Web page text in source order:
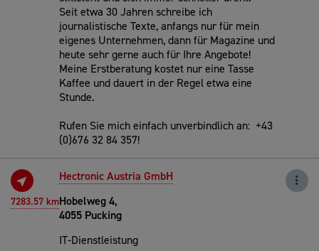
Seit etwa 30 Jahren schreibe ich
journalistische Texte, anfangs nur für mein
eigenes Unternehmen, dann für Magazine und
heute sehr gerne auch für Ihre Angebote!
Meine Erstberatung kostet nur eine Tasse
Kaffee und dauert in der Regel etwa eine
Stunde.
Rufen Sie mich einfach unverbindlich an: +43
(0)676 32 84 357!
7283.57 km
Hectronic Austria GmbH
Hobelweg 4,
4055 Pucking
IT-Dienstleistung